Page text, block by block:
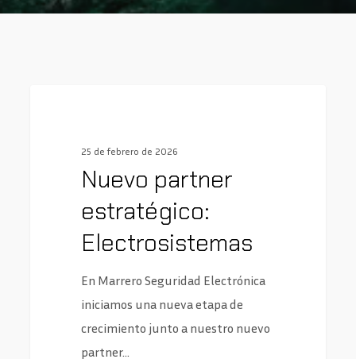
25 de febrero de 2026
Nuevo partner
estratégico:
Electrosistemas
En Marrero Seguridad Electrónica
iniciamos una nueva etapa de
crecimiento junto a nuestro nuevo
partner…